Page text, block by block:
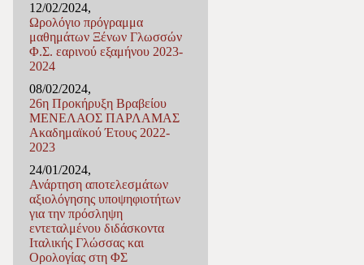
12/02/2024,
Ωρολόγιο πρόγραμμα
μαθημάτων Ξένων Γλωσσών
Φ.Σ. εαρινού εξαμήνου 2023-
2024
08/02/2024,
26η Προκήρυξη Βραβείου
ΜΕΝΕΛΑΟΣ ΠΑΡΛΑΜΑΣ
Ακαδημαϊκού Έτους 2022-
2023
24/01/2024,
Ανάρτηση αποτελεσμάτων
αξιολόγησης υποψηφιοτήτων
για την πρόσληψη
εντεταλμένου διδάσκοντα
Ιταλικής Γλώσσας και
Ορολογίας στη ΦΣ